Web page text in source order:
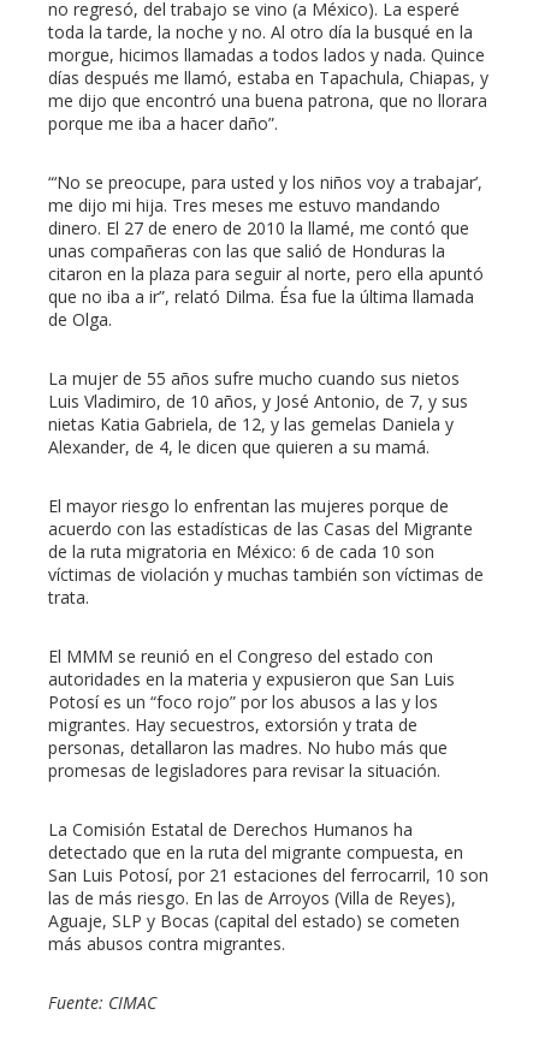
no regresó, del trabajo se vino (a México). La esperé
toda la tarde, la noche y no. Al otro día la busqué en la
morgue, hicimos llamadas a todos lados y nada. Quince
días después me llamó, estaba en Tapachula, Chiapas, y
me dijo que encontró una buena patrona, que no llorara
porque me iba a hacer daño”.
“‘No se preocupe, para usted y los niños voy a trabajar’,
me dijo mi hija. Tres meses me estuvo mandando
dinero. El 27 de enero de 2010 la llamé, me contó que
unas compañeras con las que salió de Honduras la
citaron en la plaza para seguir al norte, pero ella apuntó
que no iba a ir”, relató Dilma. Ésa fue la última llamada
de Olga.
La mujer de 55 años sufre mucho cuando sus nietos
Luis Vladimiro, de 10 años, y José Antonio, de 7, y sus
nietas Katia Gabriela, de 12, y las gemelas Daniela y
Alexander, de 4, le dicen que quieren a su mamá.
El mayor riesgo lo enfrentan las mujeres porque de
acuerdo con las estadísticas de las Casas del Migrante
de la ruta migratoria en México: 6 de cada 10 son
víctimas de violación y muchas también son víctimas de
trata.
El MMM se reunió en el Congreso del estado con
autoridades en la materia y expusieron que San Luis
Potosí es un “foco rojo” por los abusos a las y los
migrantes. Hay secuestros, extorsión y trata de
personas, detallaron las madres. No hubo más que
promesas de legisladores para revisar la situación.
La Comisión Estatal de Derechos Humanos ha
detectado que en la ruta del migrante compuesta, en
San Luis Potosí, por 21 estaciones del ferrocarril, 10 son
las de más riesgo. En las de Arroyos (Villa de Reyes),
Aguaje, SLP y Bocas (capital del estado) se cometen
más abusos contra migrantes.
Fuente: CIMAC